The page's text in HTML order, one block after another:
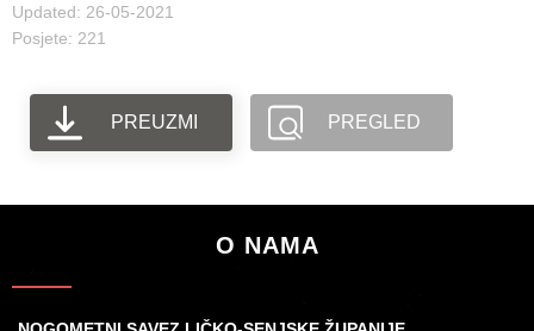
Updated: 26-05-2021
Posjete: 221
PREUZMI PREGLED
O NAMA